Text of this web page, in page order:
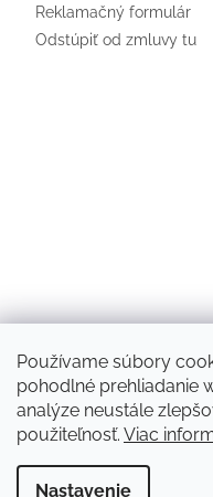
Používame súbory
pohodlné prehliadanie
analýze neustále
použiteľnosť. Viac
Nastavenie
Reklamačný formulár
Odstúpiť od zmluvy tu